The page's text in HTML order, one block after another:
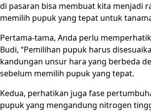
di pasaran bisa membuat kita menjadi
memilih pupuk yang tepat untuk
Pertama-tama, Anda perlu
Budi, “Pemilihan pupuk harus
kandungan unsur hara yang berbeda
sebelum memilih pupuk yang tepat.
Kedua, perhatikan juga fase
pupuk yang mengandung nitrogen